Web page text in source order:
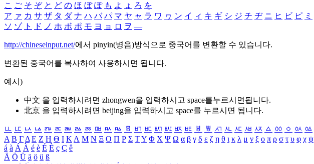
こ ご そ ぞ と ど の ほ ぼ ぽ も よ ょ ろ を
ア ァ カ サ ザ タ ダ ナ ハ バ パ マ ヤ ャ ラ ワ ヮ ン イ ィ キ ギ シ ジ チ ヂ ニ ヒ ビ ピ ミ
ソ ゾ ト ド ノ ホ ボ ポ モ ヨ ョ ロ ヲ ―
http://chineseinput.net/에서 pinyin(병음)방식으로 중국어를 변환할 수 있습니다.
변환된 중국어를 복사하여 사용하시면 됩니다.
예시)
中文 을 입력하시려면 zhongwen을 입력하시고 space를누르시면됩니다.
北京 을 입력하시려면 beijing을 입력하시고 space를 누르시면 됩니다.
ㅥ ㅦ ㅧ ㅨ ㅩ ㅪ ㅫ ㅬ ㅭ ㅮ ㅯ ㅰ ㅱ ㅲ ㅳ ㅴ ㅵ ㅶ ㅷ ㅸ ㅹ ㅺ ㅻ ㅼ ㅽ ㅾ ㅿ ㆀ ㆁ ㆂ ㆃ
Α Β ΓΔ Ε Ζ Η Θ Ι ΚΛ Μ Ν Ξ Ο Π Ρ Σ ΤΥ Φ Χ Ψ Ω α β γ δ ε ζ η θ ι κ λ μ ν ξ ο π ρ σ τ υ φ χ ψ
á à Á À é è É È ç Ç ê
Ä Ö Ü ä ö ü ß